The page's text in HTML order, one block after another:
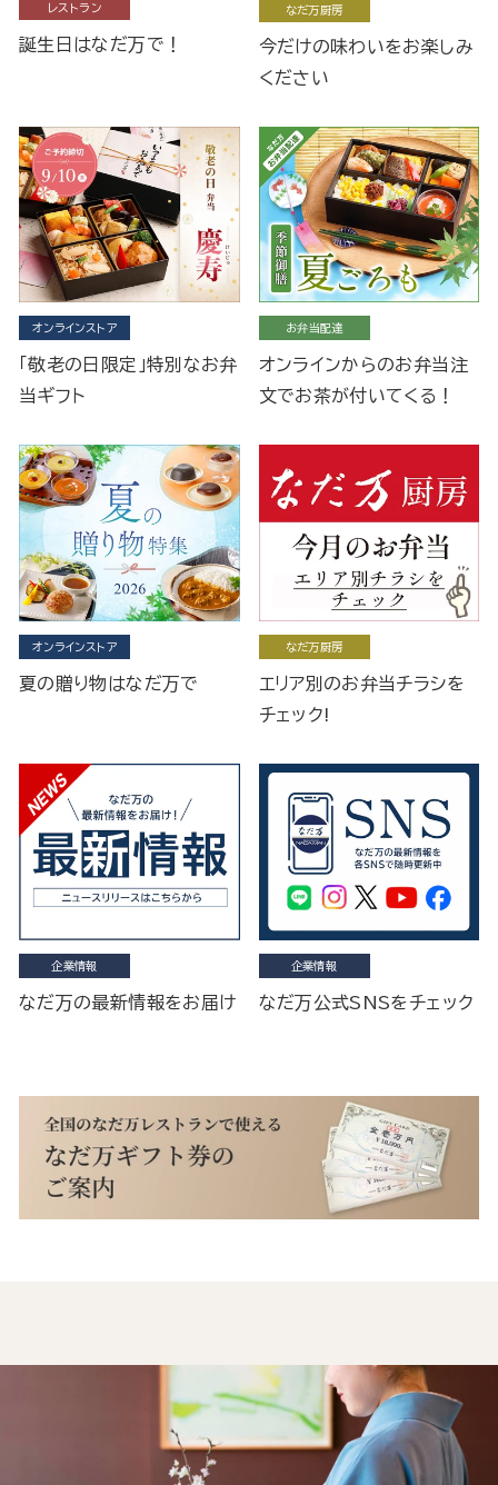
レストラン
誕生日はなだ万で！
なだ万厨房
今だけの味わいをお楽しみ
ください
オンラインストア
「敬老の日限定」特別なお弁
当ギフト
お弁当配達
オンラインからのお弁当注
文でお茶が付いてくる！
オンラインストア
夏の贈り物はなだ万で
なだ万厨房
エリア別のお弁当チラシを
チェック!
企業情報
なだ万の最新情報をお届け
企業情報
なだ万公式SNSをチェック